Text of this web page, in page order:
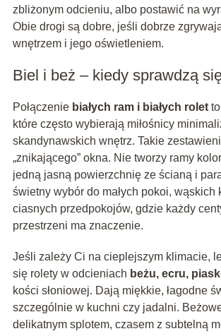
zbliżonym odcieniu, albo postawić na
Obie drogi są dobre, jeśli dobrze
wnętrzem i jego oświetleniem.
Biel i beż – kiedy sprawdzą
Połączenie białych ram i białych roletto
które często wybierają miłośnicy
skandynawskich wnętrz. Takie
„znikającego” okna. Nie tworzy ramy
jedną jasną powierzchnię ze ścianą i
świetny wybór do małych pokoi, wąskich
ciasnych przedpokojów, gdzie każdy
przestrzeni ma znaczenie.
Jeśli zależy Ci na cieplejszym klimacie,
się rolety w odcieniach beżu, ecru,
kości słoniowej. Dają miękkie, łagodne
szczególnie w kuchni czy jadalni.
delikatnym splotem, czasem z subtelną